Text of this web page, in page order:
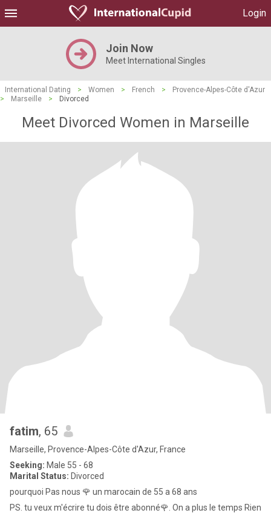
Login
Join Now
Meet International Singles
International Dating > Women > French >
Provence-Alpes-Côte d'Azur
>
Marseille > Divorced
Meet Divorced Women in Marseille
fatim, 65
Marseille, Provence-Alpes-Côte d'Azur, France
Seeking: Male 55 - 68
Marital Status: Divorced
pourquoi Pas nous 🌹 un marocain de 55 a 68 ans
PS. tu veux m'écrire tu dois être abonné🌹. On a plus le temps Rien